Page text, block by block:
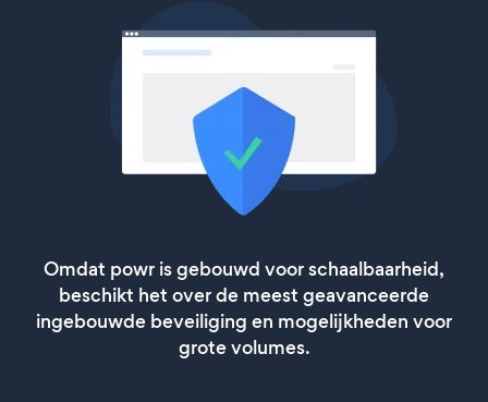
Omdat powr is gebouwd voor schaalbaarheid,
beschikt het over de meest geavanceerde
ingebouwde beveiliging en mogelijkheden voor
grote volumes.